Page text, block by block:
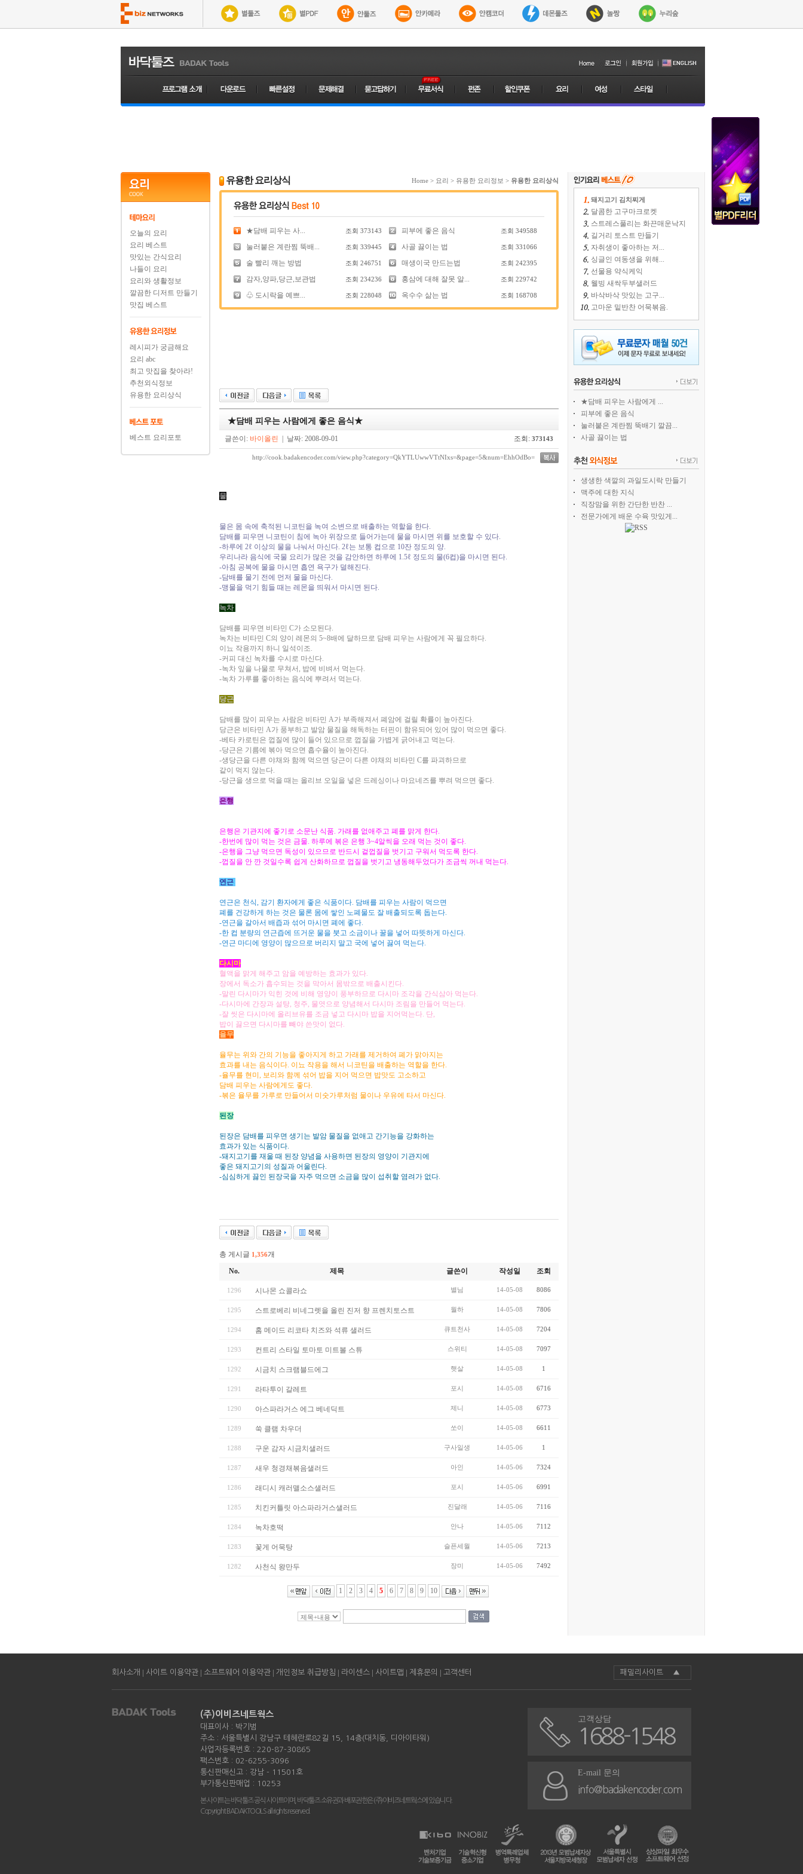
오늘의 요리
요리 베스트
맛있는 간식요리
나들이 요리
요리와 생활정보
깔끔한 디저트 만들기
맛집 베스트
레시피가 궁금해요
요리 abc
최고 맛집을 찾아라!
추천외식정보
유용한 요리상식
베스트 요리포토
유용한 요리상식 Home > 요리 > 유용한 요리정보 > 유용한 요리상식
★담배 피우는 사... 조회 373143 피부에 좋은 음식 조회 349588
눌러붙은 계란찜 뚝배... 조회 339445 사골 끓이는 법 조회 331066
술 빨리 깨는 방법 조회 246751 매생이국 만드는법 조회 242395
감자,양파,당근,보관법 조회 234236 홍삼에 대해 잘못 알... 조회 229742
♧ 도시락을 예쁘... 조회 228048 옥수수 삶는 법 조회 168708
★담배 피우는 사람에게 좋은 음식★
글쓴이: 바이올린 | 날짜: 2008-09-01 조회: 373143
http://cook.badakencoder.com/view.php?category=QkYTLUwwVTtNIxs=&page=5&num=EhhOdBo=
물
물은 몸 속에 축적된 니코틴을 녹여 소변으로 배출하는 역할을 한다.
담배를 피우면 니코틴이 침에 녹아 위장으로 들어가는데 물을 마시면 위를 보호할 수 있다.
-하루에 2ℓ 이상의 물을 나눠서 마신다. 2ℓ는 보통 컵으로 10잔 정도의 양.
우리나라 음식에 국물 요리가 많은 것을 감안하면 하루에 1.5ℓ 정도의 물(6컵)을 마시면 된다.
-아침 공복에 물을 마시면 흡연 욕구가 덜해진다.
-담배를 물기 전에 먼저 물을 마신다.
-맹물을 먹기 힘들 때는 레몬을 띄워서 마시면 된다.
녹차
담배를 피우면 비타민 C가 소모된다.
녹차는 비타민 C의 양이 레몬의 5~8배에 달하므로 담배 피우는 사람에게 꼭 필요하다.
이뇨 작용까지 하니 일석이조.
-커피 대신 녹차를 수시로 마신다.
-녹차 잎을 나물로 무쳐서, 밥에 비벼서 먹는다.
-녹차 가루를 좋아하는 음식에 뿌려서 먹는다.
당근
담배를 많이 피우는 사람은 비타민 A가 부족해져서 폐암에 걸릴 확률이 높아진다.
당근은 비타민 A가 풍부하고 발암 물질을 해독하는 터핀이 함유되어 있어 많이 먹으면 좋다.
-베타 카로틴은 껍질에 많이 들어 있으므로 껍질을 가볍게 긁어내고 먹는다.
-당근은 기름에 볶아 먹으면 흡수율이 높아진다.
-생당근을 다른 야채와 함께 먹으면 당근이 다른 야채의 비타민 C를 파괴하므로
같이 먹지 않는다.
-당근을 생으로 먹을 때는 올리브 오일을 넣은 드레싱이나 마요네즈를 뿌려 먹으면 좋다.
은행
은행은 기관지에 좋기로 소문난 식품. 가래를 없애주고 폐를 맑게 한다.
-한번에 많이 먹는 것은 금물. 하루에 볶은 은행 3~4알씩을 오래 먹는 것이 좋다.
-은행을 그냥 먹으면 독성이 있으므로 반드시 겉껍질을 벗기고 구워서 먹도록 한다.
-껍질을 안 깐 것일수록 쉽게 산화하므로 껍질을 벗기고 냉동해두었다가 조금씩 꺼내 먹는다.
연근
연근은 천식, 감기 환자에게 좋은 식품이다. 담배를 피우는 사람이 먹으면
폐를 건강하게 하는 것은 물론 몸에 쌓인 노폐물도 잘 배출되도록 돕는다.
-연근을 갈아서 배즙과 섞어 마시면 폐에 좋다.
-한 컵 분량의 연근즙에 뜨거운 물을 붓고 소금이나 꿀을 넣어 따뜻하게 마신다.
-연근 마디에 영양이 많으므로 버리지 말고 국에 넣어 끓여 먹는다.
다시마
혈액을 맑게 해주고 암을 예방하는 효과가 있다.
장에서 독소가 흡수되는 것을 막아서 몸밖으로 배출시킨다.
-말린 다시마가 익힌 것에 비해 영양이 풍부하므로 다시마 조각을 간식삼아 먹는다.
-다시마에 간장과 설탕, 청주, 물엿으로 양념해서 다시마 조림을 만들어 먹는다.
-잘 씻은 다시마에 올리브유를 조금 넣고 다시마 밥을 지어먹는다. 단,
밥이 끓으면 다시마를 빼야 쓴맛이 없다.
율무
율무는 위와 간의 기능을 좋아지게 하고 가래를 제거하여 폐가 맑아지는
효과를 내는 음식이다. 이뇨 작용을 해서 니코틴을 배출하는 역할을 한다.
-율무를 현미, 보리와 함께 섞어 밥을 지어 먹으면 밥맛도 고소하고
담배 피우는 사람에게도 좋다.
-볶은 율무를 가루로 만들어서 미숫가루처럼 물이나 우유에 타서 마신다.
된장
된장은 담배를 피우면 생기는 발암 물질을 없애고 간기능을 강화하는
효과가 있는 식품이다.
-돼지고기를 재울 때 된장 양념을 사용하면 된장의 영양이 기관지에
좋은 돼지고기의 성질과 어울린다.
-심심하게 끓인 된장국을 자주 먹으면 소금을 많이 섭취할 염려가 없다.
총 게시글 1,356개
No.
제목 글쓴이 작성일 조회
1296 시나몬 쇼콜라쇼 별님 14-05-08 8086
1295 스트로베리 비네그렛을 올린 진저 향 프렌치토스트 월하 14-05-08 7806
1294 홈 메이드 리코타 치즈와 석류 샐러드 큐트천사 14-05-08 7204
1293 컨트리 스타일 토마토 미트볼 스튜 스위티 14-05-08 7097
1292 시금치 스크램블드에그 햇살 14-05-08 1
1291 라타투이 갈레트 포시 14-05-08 6716
1290 아스파라거스 에그 베네딕트 제니 14-05-08 6773
1289 쑥 클램 차우더 쏘이 14-05-08 6611
1288 구운 감자 시금치샐러드 구사일생 14-05-06 1
1287 새우 청경채볶음샐러드 아인 14-05-06 7324
1286 래디시 캐러맬소스샐러드 포시 14-05-06 6991
1285 치킨커틀릿 아스파라거스샐러드 진달래 14-05-06 7116
1284 녹차호떡 안나 14-05-06 7112
1283 꽃게 어묵탕 슬픈세월 14-05-06 7213
1282 사천식 왕만두 장미 14-05-06 7492
1 2 3 4 5 6 7 8 9 10
돼지고기 김치찌게
달콤한 고구마크로켓
스트레스풀리는 화끈매운낙지
길거리 토스트 만들기
자취생이 좋아하는 저...
싱글인 여동생을 위해...
선물용 약식케익
웰빙 새싹두부샐러드
바삭바삭 맛있는 고구...
고마운 밑반찬 어묵볶음.
★담배 피우는 사람에게 ...
피부에 좋은 음식
눌러붙은 계란찜 뚝배기 깔끔...
사골 끓이는 법
생생한 색깔의 과일도시락 만들기
맥주에 대한 지식
직장맘을 위한 간단한 반찬 ...
전문가에게 배운 수육 맛있게...
회사소개 | 사이트 이용약관 | 소프트웨어 이용약관 | 개인정보 취급방침 | 라이센스 | 사이트맵 | 제휴문의 | 고객센터 패밀리사이트 ▲
(주)이비즈네트웍스
대표이사 : 박기범
주소 : 서울특별시 강남구 테헤란로82길 15, 14층(대치동, 디아이타워)
사업자등록번호 : 220-87-30865
팩스번호 : 02-6255-3096
통신판매신고 : 강남 - 11501호
부가통신판매업 : 10253
본 사이트는 바닥툴즈 공식 사이트이며, 바닥툴즈 소유권과 배포권한은 (주)이비즈네트웍스에 있습니다.
Copyright BADAKTOOLS all rights reserved.
고객상담
1688-1548
E-mail 문의
info@badakencoder.com